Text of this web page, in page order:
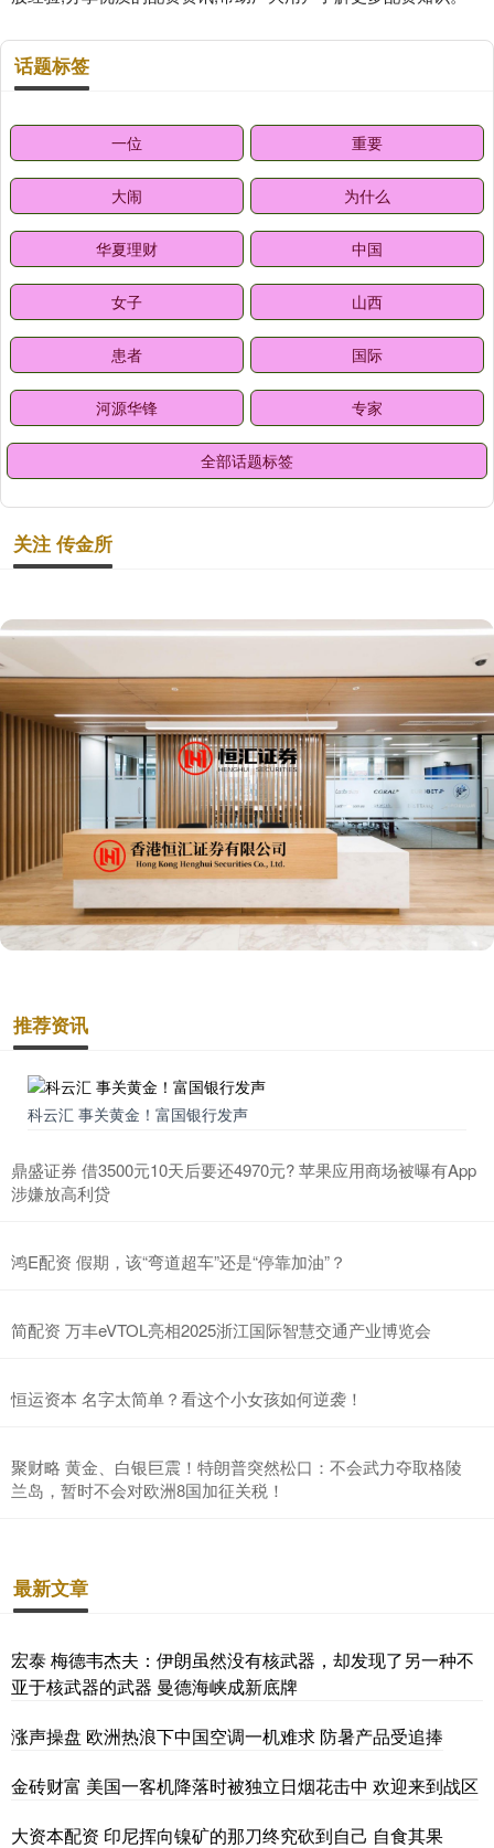
话题标签
一位 重要
大闹 为什么
华夏理财 中国
女子 山西
患者 国际
河源华锋 专家
全部话题标签
关注 传金所
推荐资讯
科云汇 事关黄金！富国银行发声
鼎盛证券 借3500元10天后要还4970元? 苹果应用商场被曝有App
涉嫌放高利贷
鸿E配资 假期，该“弯道超车”还是“停靠加油”？
简配资 万丰eVTOL亮相2025浙江国际智慧交通产业博览会
恒运资本 名字太简单？看这个小女孩如何逆袭！
聚财略 黄金、白银巨震！特朗普突然松口：不会武力夺取格陵
兰岛，暂时不会对欧洲8国加征关税！
最新文章
宏泰 梅德韦杰夫：伊朗虽然没有核武器，却发现了另一种不
亚于核武器的武器 曼德海峡成新底牌
涨声操盘 欧洲热浪下中国空调一机难求 防暑产品受追捧
金砖财富 美国一客机降落时被独立日烟花击中 欢迎来到战区
大资本配资 印尼挥向镍矿的那刀终究砍到自己 自食其果